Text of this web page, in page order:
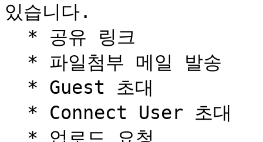
있습니다.